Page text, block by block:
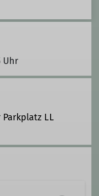
Uhr
Parkplatz LL